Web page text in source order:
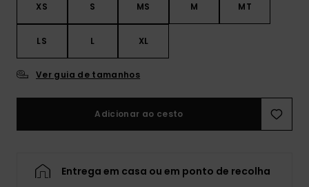
XS S MS M MT
LS L XL
Ver guia de tamanhos
Adicionar ao cesto
Entrega em casa ou em ponto de recolha